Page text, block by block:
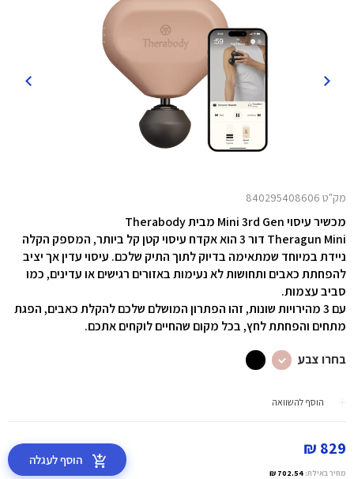
מק"ט 840295408606
מכשיר עיסוי Mini 3rd Gen מבית Therabody
Theragun Mini דור 3 הוא אקדח עיסוי קטן קל ביותר, המספק הקלה
ניידת במיוחד שמתאימה בדיוק לתוך התיק שלכם. עיסוי עדין אך יציב
להפחתת כאבים ותחושות לא נעימות באזורים רגישים או עדינים, כמו
סביב עצמות.
עם 3 מהירויות שונות,
זהו הפתרון המושלם שלכם להקלת כאבים, הפגת
מתחים והפחתת לחץ, בכל מקום שהחיים לוקחים אתכם.
בחרו צבע
הוסף להשוואה
829 ₪
מחיר באילת: 702.54 ₪
הוסף לעגלה